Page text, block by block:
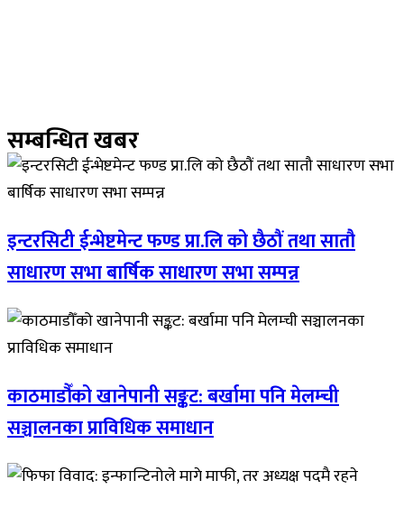
सम्बन्धित खबर
इन्टरसिटी ईन्भेष्टमेन्ट फण्ड प्रा.लि को छैठौं तथा सातौ
साधारण सभा बार्षिक साधारण सभा सम्पन्न
काठमाडौँको खानेपानी सङ्कट: बर्खामा पनि मेलम्ची
सञ्चालनका प्राविधिक समाधान